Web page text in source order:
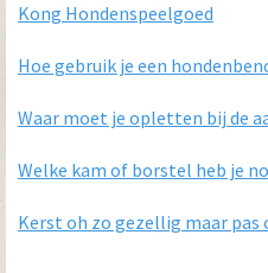
Kong Hondenspeelgoed
Hoe gebruik je een
Waar moet je opletten bij de
Welke kam of borstel heb je
Kerst oh zo gezellig maar pas